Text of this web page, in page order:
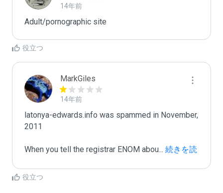
14年前
Adult/pornographic site
役立つ
MarkGiles
14年前
latonya-edwards.info was spammed in November,
2011
When you tell the registrar ENOM abou... 続きを読
役立つ